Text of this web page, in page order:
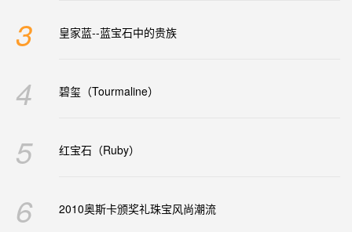
3 皇家蓝--蓝宝石中的贵族
4 碧玺（Tourmaline）
5 红宝石（Ruby）
6 2010奥斯卡颁奖礼珠宝风尚潮流